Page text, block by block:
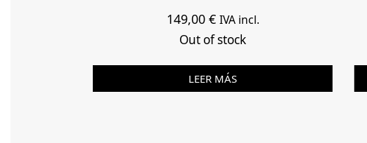
149,00 € IVA incl.
Out of stock
LEER MÁS